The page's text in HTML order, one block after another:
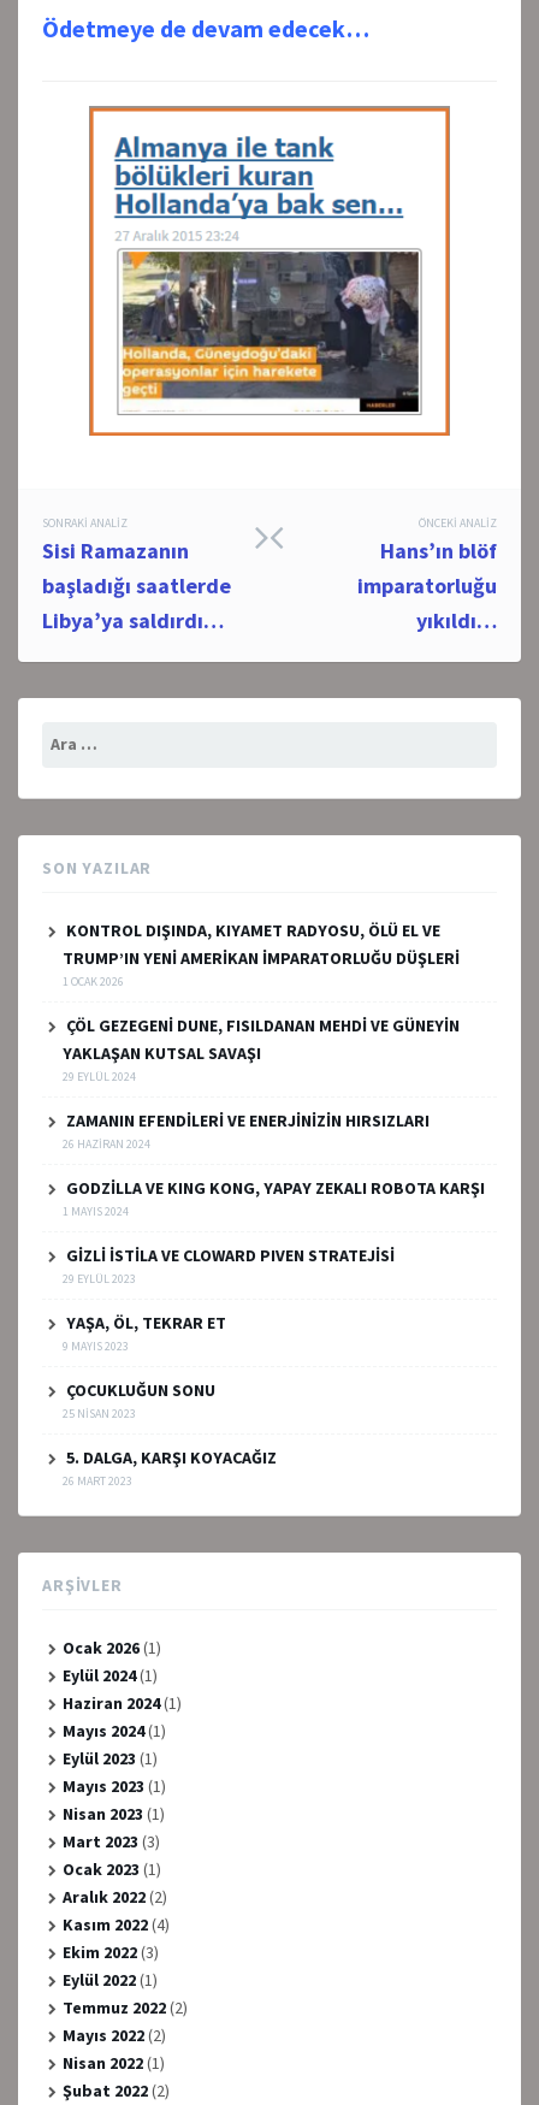
Ödetmeye de devam edecek…
Post
navigation
ÖNCEKI ANALIZ
Hans’ın blöf
imparatorluğu
yıkıldı…
SONRAKI ANALIZ
Sisi Ramazanın
başladığı saatlerde
Libya’ya saldırdı…
Arama:
SON YAZILAR
KONTROL DIŞINDA, KIYAMET RADYOSU, ÖLÜ EL VE
TRUMP’IN YENİ AMERİKAN İMPARATORLUĞU DÜŞLERİ
1 OCAK 2026
ÇÖL GEZEGENİ DUNE, FISILDANAN MEHDİ VE GÜNEYİN
YAKLAŞAN KUTSAL SAVAŞI
29 EYLÜL 2024
ZAMANIN EFENDİLERİ VE ENERJİNİZİN HIRSIZLARI
26 HAZIRAN 2024
GODZİLLA VE KING KONG, YAPAY ZEKALI ROBOTA KARŞI
1 MAYIS 2024
GİZLİ İSTİLA VE CLOWARD PIVEN STRATEJİSİ
29 EYLÜL 2023
YAŞA, ÖL, TEKRAR ET
9 MAYIS 2023
ÇOCUKLUĞUN SONU
25 NISAN 2023
5. DALGA, KARŞI KOYACAĞIZ
26 MART 2023
ARŞIVLER
Ocak 2026(1)
Eylül 2024(1)
Haziran 2024(1)
Mayıs 2024(1)
Eylül 2023 (1)
Mayıs 2023 (1)
Nisan 2023 (1)
Mart 2023 (3)
Ocak 2023 (1)
Aralık 2022(2)
Kasım 2022(4)
Ekim 2022(3)
Eylül 2022(1)
Temmuz 2022(2)
Mayıs 2022(2)
Nisan 2022(1)
Şubat 2022(2)